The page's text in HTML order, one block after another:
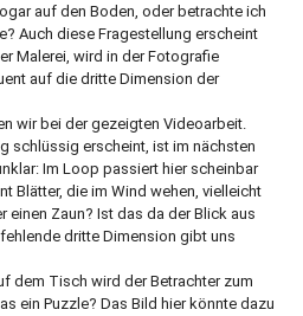
auf den Boden, oder betrachte ich
Auch diese Fragestellung erscheint
Malerei, wird in der Fotografie
auf die dritte Dimension der
wir bei der gezeigten Videoarbeit.
schlüssig erscheint, ist im nächsten
Im Loop passiert hier scheinbar
Blätter, die im Wind wehen, vielleicht
einen Zaun? Ist das da der Blick aus
dritte Dimension gibt uns
dem Tisch wird der Betrachter zum
ein Puzzle? Das Bild hier könnte dazu